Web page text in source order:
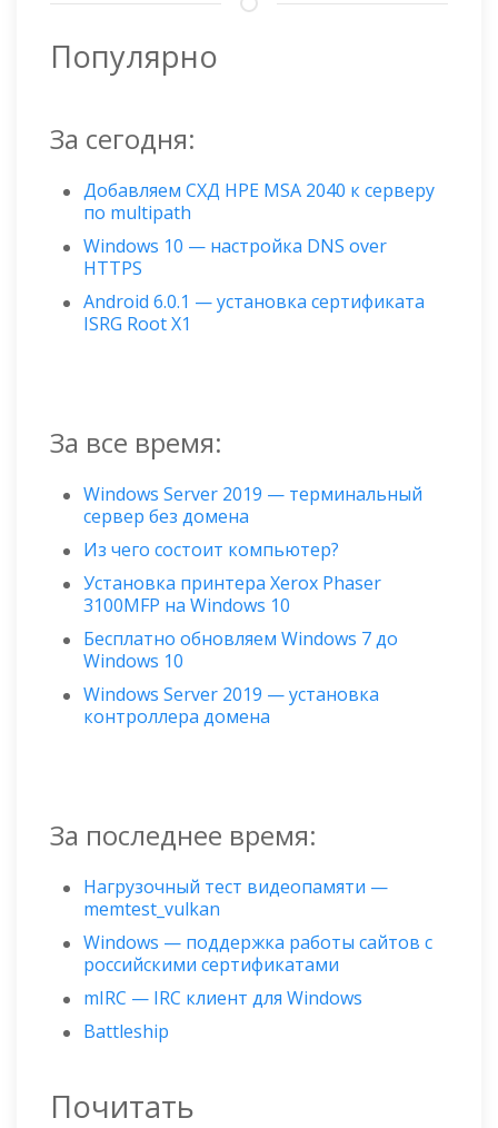
Популярно
За сегодня:
Добавляем СХД HPE MSA 2040 к серверу
по multipath
Windows 10 — настройка DNS over
HTTPS
Android 6.0.1 — установка сертификата
ISRG Root X1
За все время:
Windows Server 2019 — терминальный
сервер без домена
Из чего состоит компьютер?
Установка принтера Xerox Phaser
3100MFP на Windows 10
Бесплатно обновляем Windows 7 до
Windows 10
Windows Server 2019 — установка
контроллера домена
За последнее время:
Нагрузочный тест видеопамяти —
memtest_vulkan
Windows — поддержка работы сайтов с
российскими сертификатами
mIRC — IRC клиент для Windows
Battleship
Почитать